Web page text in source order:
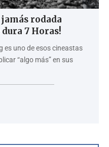
rodada
7 Horas!
es uno de esos cineastas
“algo más” en sus